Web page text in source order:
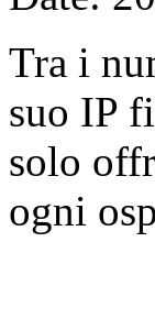
Tra i
suo IP
solo
ogni